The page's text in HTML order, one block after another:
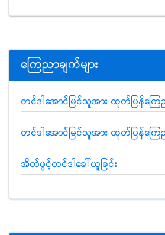
ကြေညာချက်များ
တင်ဒါအောင်မြင်သူအား ထုတ်ပြန်ကြေည
တင်ဒါအောင်မြင်သူအား ထုတ်ပြန်ကြေည
အိတ်ဖွင့်တင်ဒါခေါ်ယူခြင်း